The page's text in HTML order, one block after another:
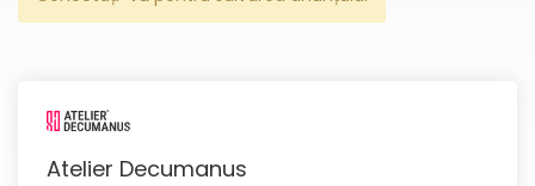
Atelier Decumanus